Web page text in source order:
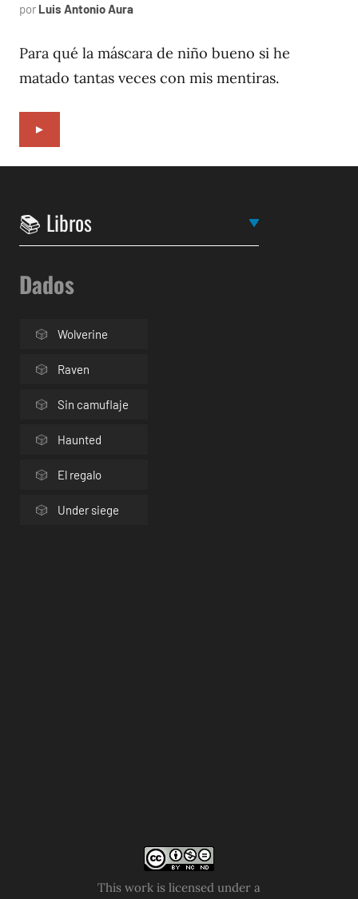
por Luis Antonio Aura
1996
Para qué la máscara de niño bueno si he
matado tantas veces con mis mentiras.
►
Dados
Wolverine
Raven
Sin camuflaje
Haunted
El regalo
Under siege
This work is licensed under a